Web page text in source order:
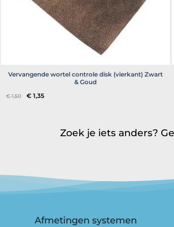
Vervangende wortel controle disk (vierkant) Zwart
& Goud
€1,50 Oorspronkelijke
prijs
€ 1,35Huidige
Zoek je iets anders?
Afmetingen systemen